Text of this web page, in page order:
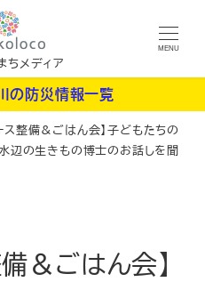
ちメディア
MENU
の防災情報一覧
ス整備＆ごはん会】子どもたちの
辺の生きもの博士のお話しを聞
＆ごはん会】